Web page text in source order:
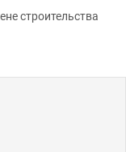
строительства